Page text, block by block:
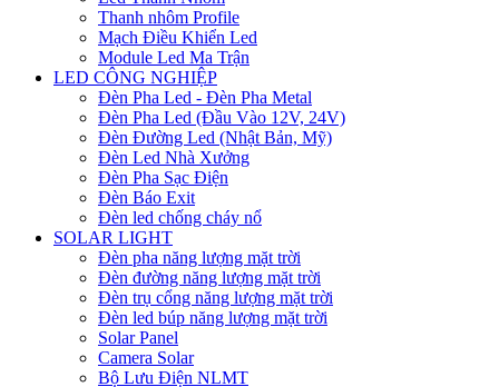
Thanh nhôm Profile
Mạch Điều Khiển Led
Module Led Ma Trận
LED CÔNG NGHIỆP
Đèn Pha Led - Đèn Pha Metal
Đèn Pha Led (Đầu Vào 12V, 24V)
Đèn Đường Led (Nhật Bản, Mỹ)
Đèn Led Nhà Xưởng
Đèn Pha Sạc Điện
Đèn Báo Exit
Đèn led chống cháy nổ
SOLAR LIGHT
Đèn pha năng lượng mặt trời
Đèn đường năng lượng mặt trời
Đèn trụ cổng năng lượng mặt trời
Đèn led búp năng lượng mặt trời
Solar Panel
Camera Solar
Bộ Lưu Điện NLMT